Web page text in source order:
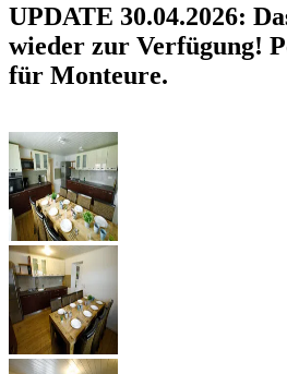
UPDATE 30.04.2026:
wieder zur Verfügung!
für Monteure.